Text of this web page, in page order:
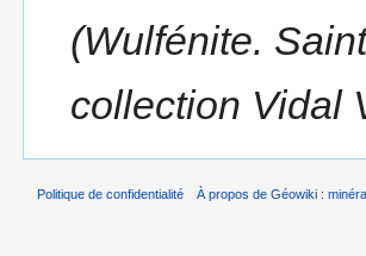
(Wulfénite.
collection Vidal
Politique de confidentialité À propos de Géowiki :